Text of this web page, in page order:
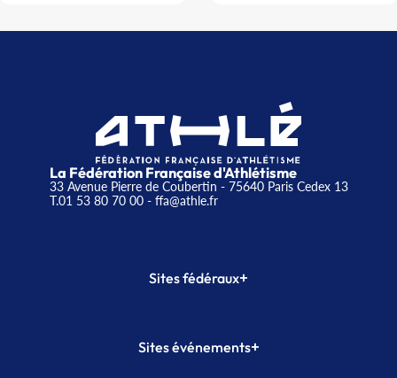
La Fédération Française d'Athlétisme
33 Avenue Pierre de Coubertin - 75640 Paris Cedex 13
T.01 53 80 70 00- ffa@athle.fr
Sites fédéraux+
Plateforme Formation
Sites événements+